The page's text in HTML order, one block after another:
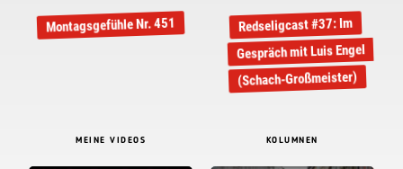
Montagsgefühle Nr. 451 Redseligcast #37: Im
Gespräch mit Luis Engel
(Schach-Großmeister)
MEINE VIDEOS KOLUMNEN